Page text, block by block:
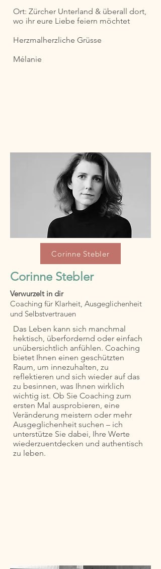
Ort: Zürcher Unterland & überall dort,
wo ihr eure Liebe feiern möchtet
Herzmalherzliche Grüsse
Mélanie
Corinne Stebler
Corinne Stebler
Verwurzelt in dir
Coaching für Klarheit, Ausgeglichenheit
und Selbstvertrauen
Das Leben kann sich manchmal
hektisch, überfordernd oder einfach
unübersichtlich anfühlen. Coaching
bietet Ihnen einen geschützten
Raum, um innezuhalten, zu
reflektieren und sich wieder auf das
zu besinnen, was Ihnen wirklich
wichtig ist. Ob Sie Coaching zum
ersten Mal ausprobieren, eine
Veränderung meistern oder mehr
Ausgeglichenheit suchen – ich
unterstütze Sie dabei, Ihre Werte
wiederzuentdecken und authentisch
zu leben.